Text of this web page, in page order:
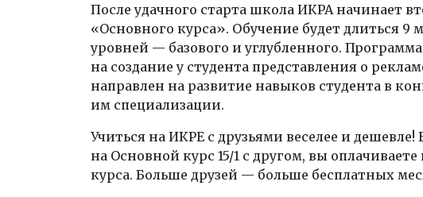
После удачного старта школа ИКРА начинает
«Основного курса». Обучение будет длиться 9
уровней — базового и углубленного.
на создание у студента представления о
направлен на развитие навыков студента в
им специализации.
Учиться на ИКРЕ с друзьями веселее и дешевле!
на Основной курс 15/1 с другом, вы
курса. Больше друзей — больше бесплатных